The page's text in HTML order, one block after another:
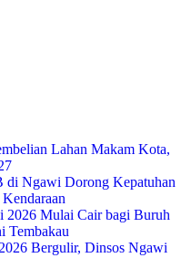
Lahan Makam Kota,
Ngawi Dorong Kepatuhan
2026 Mulai Cair bagi Buruh
Tembakau
Bergulir, Dinsos Ngawi